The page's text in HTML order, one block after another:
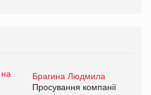
Брагина Людмила
Просування компанії